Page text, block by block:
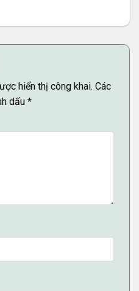
hiển thị công khai. Các
dấu *